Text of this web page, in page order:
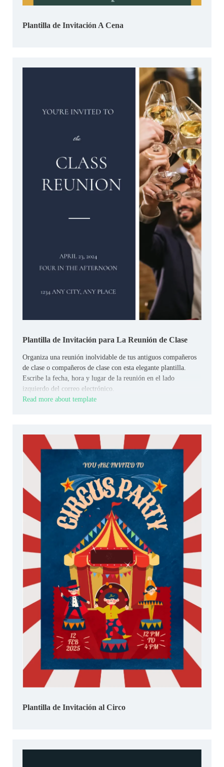
Plantilla de Invitación A Cena
Plantilla de Invitación para La Reunión de Clase
Organiza una reunión inolvidable de tus antiguos compañeros
de clase o compañeros de clase con esta elegante plantilla.
Escribe la fecha, hora y lugar de la reunión en el lado
izquierdo del correo electrónico.
Read more about template
Plantilla de Invitación al Circo